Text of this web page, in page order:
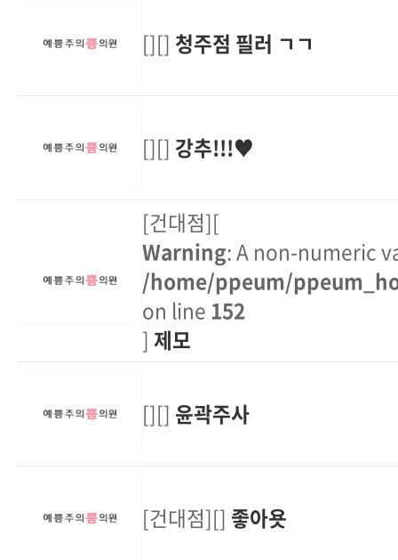
[][] 청주점 필러 ㄱㄱ
[][] 강추!!!♥
[건대점][
Warning: A non-numeric
/home/ppeum/
on line 152
] 제모
[][] 윤곽주사
[건대점][] 좋아욧